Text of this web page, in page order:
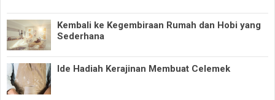
Kembali ke Kegembiraan Rumah dan Hobi yang
Sederhana
Ide Hadiah Kerajinan Membuat Celemek